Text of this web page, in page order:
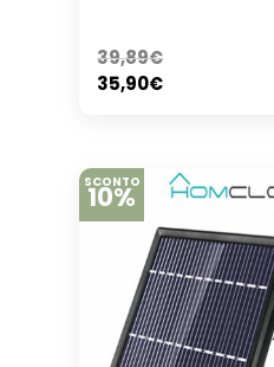
39,89€
35,90€
SCONTO
10%